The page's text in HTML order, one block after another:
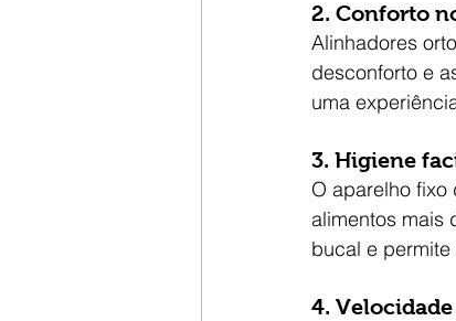
2. Conforto
Alinhadores
desconforto e
uma
3. Higiene
O aparelho
alimentos mais
bucal e
4.